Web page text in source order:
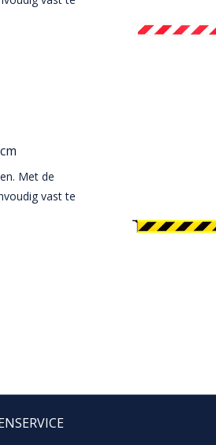
Met de
vast te